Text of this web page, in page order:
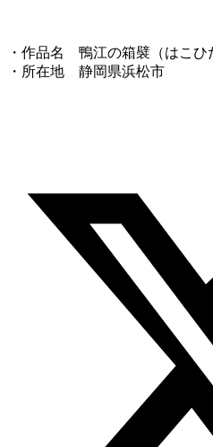
・作品名 鴨江の箱襞（はこひ
・所在地 静岡県浜松市